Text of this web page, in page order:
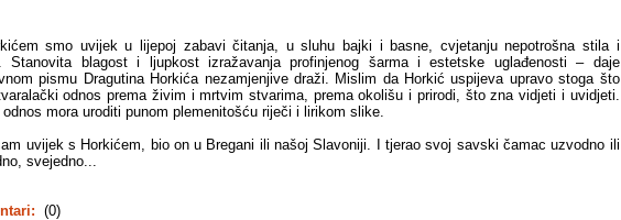
smo uvijek u lijepoj zabavi čitanja, u sluhu bajki i basne, cvjetanju nepotrošna stila i
Stanovita blagost i ljupkost izražavanja profinjenog šarma i estetske uglađenosti – daje
pismu Dragutina Horkića nezamjenjive draži. Mislim da Horkić uspijeva upravo stoga što
odnos prema živim i mrtvim stvarima, prema okolišu i prirodi, što zna vidjeti i uvidjeti.
odnos mora uroditi punom plemenitošću riječi i lirikom slike.
uvijek s Horkićem, bio on u Bregani ili našoj Slavoniji. I tjerao svoj savski čamac uzvodno ili
svejedno...
(0)